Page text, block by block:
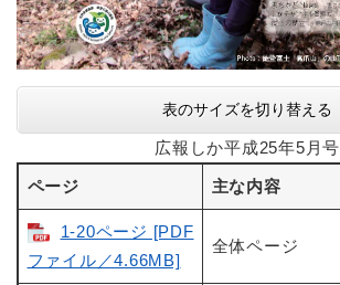
表のサイズを切り替える
広報しか平成25年5月号
ページ 主な内容
1-20ページ [PDF
ファイル／4.66MB]
全体ページ